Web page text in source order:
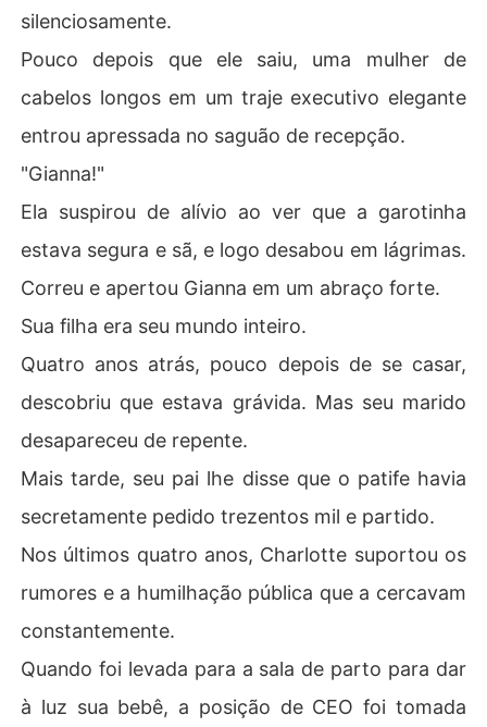
silenciosamente.
Pouco depois que ele saiu, uma mulher de
cabelos longos em um traje executivo elegante
entrou apressada no saguão de recepção.
"Gianna!"
Ela suspirou de alívio ao ver que a garotinha
estava segura e sã, e logo desabou em lágrimas.
Correu e apertou Gianna em um abraço forte.
Sua filha era seu mundo inteiro.
Quatro anos atrás, pouco depois de se casar,
descobriu que estava grávida. Mas seu marido
desapareceu de repente.
Mais tarde, seu pai lhe disse que o patife havia
secretamente pedido trezentos mil e partido.
Nos últimos quatro anos, Charlotte suportou os
rumores e a humilhação pública que a cercavam
constantemente.
Quando foi levada para a sala de parto para dar
à luz sua bebê, a posição de CEO foi tomada